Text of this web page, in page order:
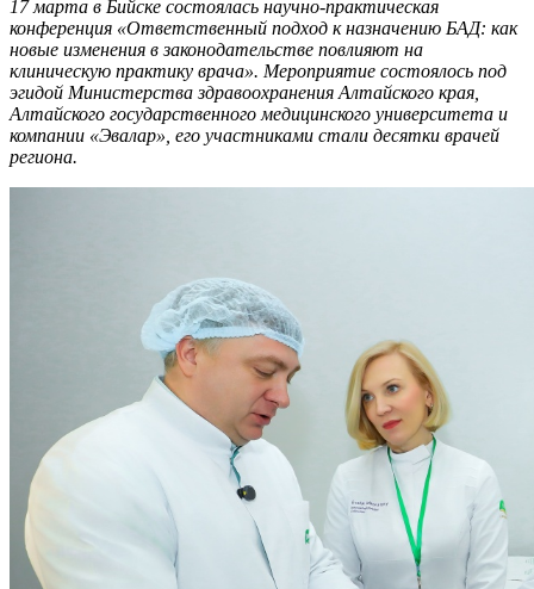
17 марта в Бийске состоялась научно-практическая
конференция «Ответственный подход к назначению БАД: как
новые изменения в законодательстве повлияют на
клиническую практику врача». Мероприятие состоялось под
эгидой Министерства здравоохранения Алтайского края,
Алтайского государственного медицинского университета и
компании «Эвалар», его участниками стали десятки врачей
региона.